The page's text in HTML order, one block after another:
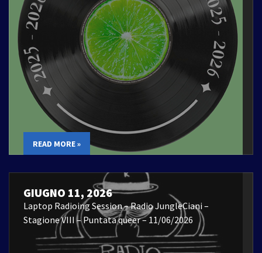
READ MORE »
GIUGNO 11, 2026
Laptop Radioing Session – Radio JungleCiani –
Stagione VIII – Puntata queer – 11/06/2026